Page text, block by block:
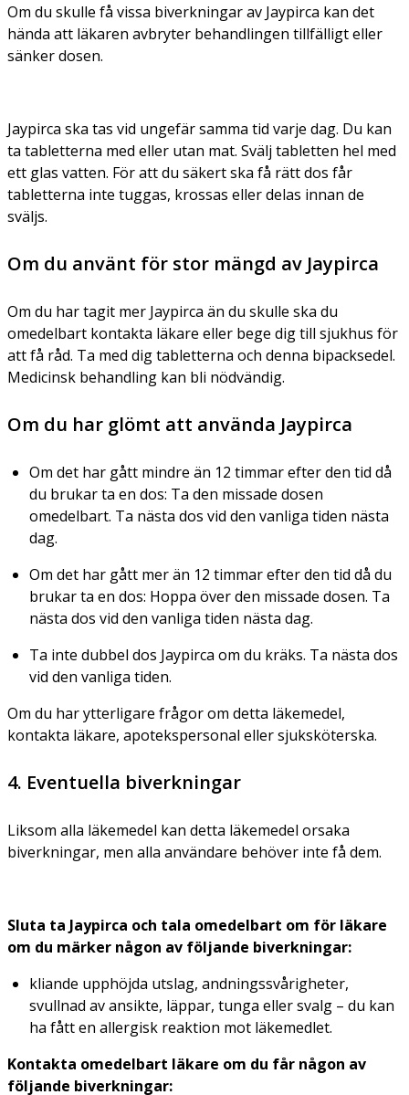
Om du skulle få vissa biverkningar av Jaypirca kan det
hända att läkaren avbryter behandlingen tillfälligt eller
sänker dosen.
Jaypirca ska tas vid ungefär samma tid varje dag. Du kan
ta tabletterna med eller utan mat. Svälj tabletten hel med
ett glas vatten. För att du säkert ska få rätt dos får
tabletterna inte tuggas, krossas eller delas innan de
sväljs.
Om du använt för stor mängd av Jaypirca
Om du har tagit mer Jaypirca än du skulle ska du
omedelbart kontakta läkare eller bege dig till sjukhus för
att få råd. Ta med dig tabletterna och denna bipacksedel.
Medicinsk behandling kan bli nödvändig.
Om du har glömt att använda Jaypirca
Om det har gått mindre än 12 timmar efter den tid då
du brukar ta en dos: Ta den missade dosen
omedelbart. Ta nästa dos vid den vanliga tiden nästa
dag.
Om det har gått mer än 12 timmar efter den tid då du
brukar ta en dos: Hoppa över den missade dosen. Ta
nästa dos vid den vanliga tiden nästa dag.
Ta inte dubbel dos Jaypirca om du kräks. Ta nästa dos
vid den vanliga tiden.
Om du har ytterligare frågor om detta läkemedel,
kontakta läkare, apotekspersonal eller sjuksköterska.
4. Eventuella biverkningar
Liksom alla läkemedel kan detta läkemedel orsaka
biverkningar, men alla användare behöver inte få dem.
Sluta ta Jaypirca och tala omedelbart om för läkare
om du märker någon av följande biverkningar:
kliande upphöjda utslag, andningssvårigheter,
svullnad av ansikte, läppar, tunga eller svalg – du kan
ha fått en allergisk reaktion mot läkemedlet.
Kontakta omedelbart läkare om du får någon av
följande biverkningar: